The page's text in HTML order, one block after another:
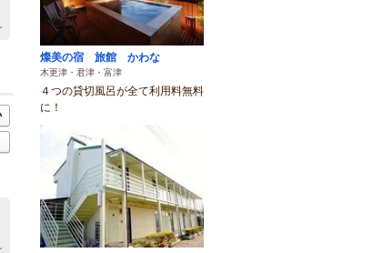
燦美の宿 旅館 かわな
木更津・君津・富津
４つの貸切風呂が全て利用料無料
に！